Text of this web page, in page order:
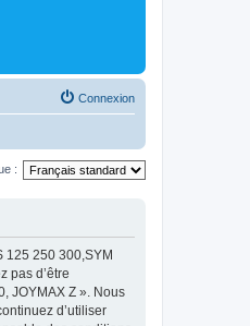
Connexion
:
125 250 300,SYM
pas d’être
JOYMAX Z ». Nous
d’utiliser